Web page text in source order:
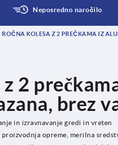
Neposredno naročilo
ROČNA KOLESA Z 2 PREČKAMA IZ
2
brez
in izravnavanje gredi in vreten
opreme, merilna